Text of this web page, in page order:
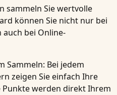
sammeln Sie wertvolle
können Sie nicht nur bei
bei Online-
Sammeln: Bei jedem
zeigen Sie einfach Ihre
werden direkt Ihrem